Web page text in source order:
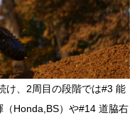
け、2周目の段階では#3 能
Honda,BS）や#14 道脇右